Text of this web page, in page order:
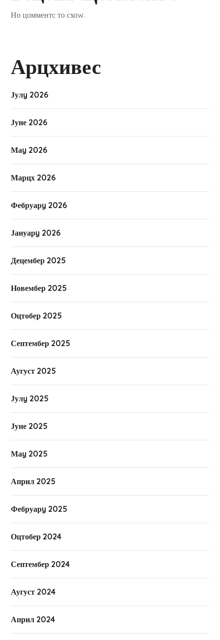
Но цомментс то схоw.
Арцхивес
Јулy 2026
Јуне 2026
Маy 2026
Марцх 2026
Фебруарy 2026
Јануарy 2026
Децембер 2025
Новембер 2025
Оцтобер 2025
Септембер 2025
Аугуст 2025
Јулy 2025
Јуне 2025
Маy 2025
Април 2025
Фебруарy 2025
Оцтобер 2024
Септембер 2024
Аугуст 2024
Април 2024